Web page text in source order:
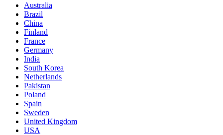
Australia
Brazil
China
Finland
France
Germany
India
South Korea
Netherlands
Pakistan
Poland
Spain
Sweden
United Kingdom
USA